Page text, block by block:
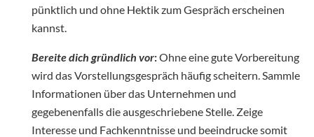
pünktlich und ohne Hektik zum Gespräch erscheinen
kannst.
Bereite dich gründlich vor:Ohne eine gute Vorbereitung
wird das Vorstellungsgespräch häufig scheitern. Sammle
Informationen über das Unternehmen und
gegebenenfalls die ausgeschriebene Stelle. Zeige
Interesse und Fachkenntnisse und beeindrucke somit